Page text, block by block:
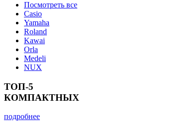
Посмотреть все
Casio
Yamaha
Roland
Kawai
Orla
Medeli
NUX
ТОП-5
КОМПАКТНЫХ
подробнее